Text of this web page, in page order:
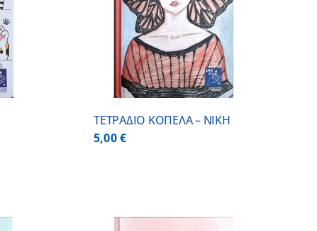
/
ΤΕΤΡΑΔΙΟ ΚΟΠΕΛΑ – ΝΙΚΗ
5,00€
ADD TO CART /